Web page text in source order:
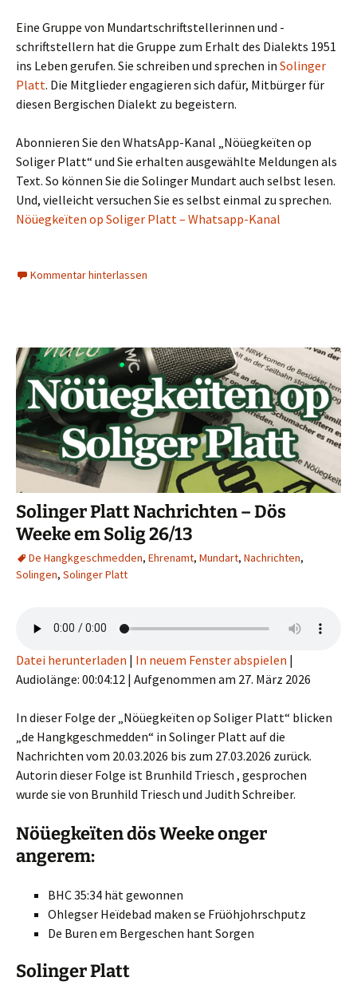
Eine Gruppe von Mundartschriftstellerinnen und -
schriftstellern hat die Gruppe zum Erhalt des Dialekts 1951
ins Leben gerufen. Sie schreiben und sprechen in Solinger
Platt. Die Mitglieder engagieren sich dafür, Mitbürger für
diesen Bergischen Dialekt zu begeistern.
Abonnieren Sie den WhatsApp-Kanal „Nöüegkeïten op
Soliger Platt“ und Sie erhalten ausgewählte Meldungen als
Text. So können Sie die Solinger Mundart auch selbst lesen.
Und, vielleicht versuchen Sie es selbst einmal zu sprechen.
Nöüegkeïten op Soliger Platt – Whatsapp-Kanal
Kommentar hinterlassen
Solinger Platt Nachrichten – Dös
Weeke em Solig 26/13
De Hangkgeschmedden, Ehrenamt, Mundart, Nachrichten,
Solingen, Solinger Platt
Datei herunterladen | In neuem Fenster abspielen |
Audiolänge: 00:04:12 | Aufgenommen am 27. März 2026
In dieser Folge der „Nöüegkeïten op Soliger Platt“ blicken
„de Hangkgeschmedden“ in Solinger Platt auf die
Nachrichten vom 20.03.2026 bis zum 27.03.2026 zurück.
Autorin dieser Folge ist Brunhild Triesch , gesprochen
wurde sie von Brunhild Triesch und Judith Schreiber.
Nöüegkeïten dös Weeke onger
angerem:
BHC 35:34 hät gewonnen
Ohlegser Heïdebad maken se Früöhjohrschputz
De Buren em Bergeschen hant Sorgen
Solinger Platt